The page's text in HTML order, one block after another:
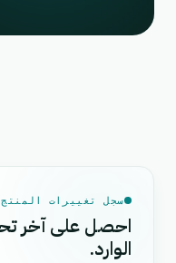
سجل تغييرات المنتج
الوارد.